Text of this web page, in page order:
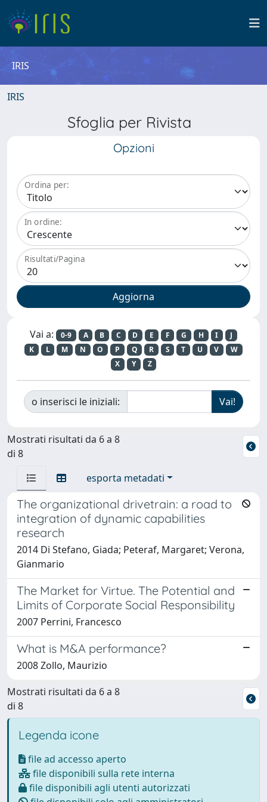
IRIS
IRIS
Sfoglia per Rivista
Opzioni
Ordina per:
In ordine:
Risultati/Pagina
Vai a: 0-9 A B C D E F G H I
J
K
L M N O P Q R S T U V
W
X
Y Z
o inserisci le iniziali:
Mostrati risultati da 6 a 8
di 8
esporta metadati
The organizational drivetrain: a road to
integration of dynamic capabilities
research
2014 Di Stefano, Giada; Peteraf, Margaret; Verona,
Gianmario
The Market for Virtue. The Potential and
Limits of Corporate Social Responsibility
2007 Perrini, Francesco
What is M&A performance?
2008 Zollo, Maurizio
Mostrati risultati da 6 a 8
di 8
Legenda icone
file ad accesso aperto
file disponibili sulla rete interna
file disponibili agli utenti autorizzati